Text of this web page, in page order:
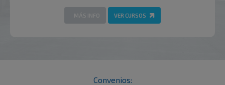
MÁS INFO VER CURSOS
Convenios: